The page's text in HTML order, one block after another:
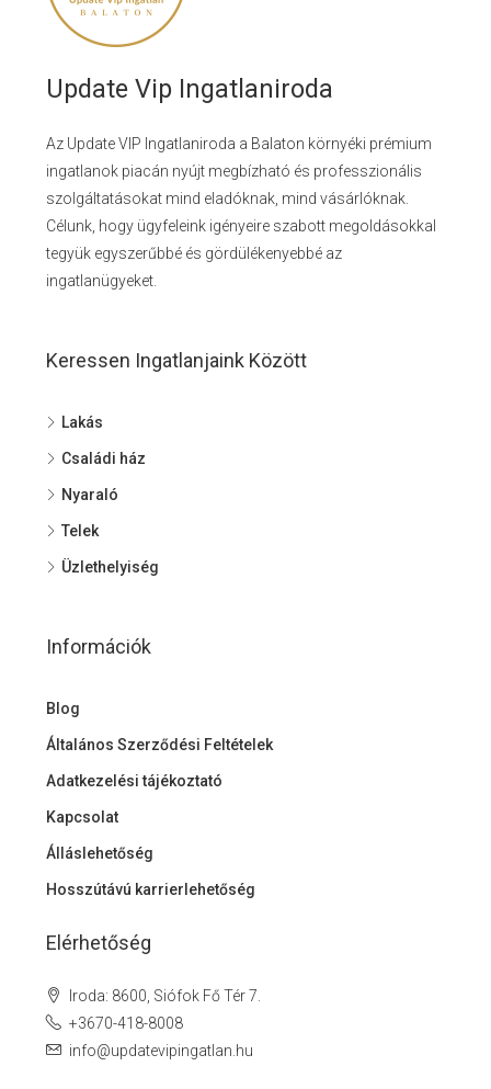
Update Vip Ingatlaniroda
Az Update VIP Ingatlaniroda a Balaton környéki prémium
ingatlanok piacán nyújt megbízható és professzionális
szolgáltatásokat mind eladóknak, mind vásárlóknak.
Célunk, hogy ügyfeleink igényeire szabott megoldásokkal
tegyük egyszerűbbé és gördülékenyebbé az
ingatlanügyeket.
Keressen Ingatlanjaink Között
Lakás
Családi ház
Nyaraló
Telek
Üzlethelyiség
Információk
Blog
Általános Szerződési Feltételek
Adatkezelési tájékoztató
Kapcsolat
Álláslehetőség
Hosszútávú karrierlehetőség
Elérhetőség
Iroda: 8600, Siófok Fő Tér 7.
+3670-418-8008
info@updatevipingatlan.hu